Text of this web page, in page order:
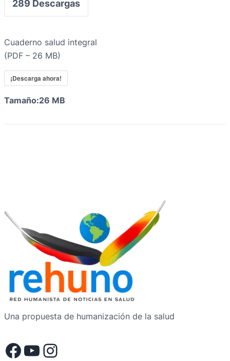
289 Descargas
Cuaderno salud integral
(PDF – 26 MB)
¡Descarga ahora!
Tamaño:26 MB
Una propuesta de humanización de la salud
Facebook YouTube Instagram